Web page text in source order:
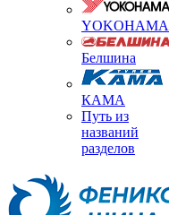
YOKOHAMA
Белшина
КАМА
Путь из
названий
разделов